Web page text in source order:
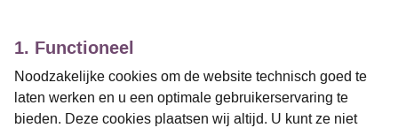
1. Functioneel
Noodzakelijke cookies om de website technisch goed te
laten werken en u een optimale gebruikerservaring te
bieden. Deze cookies plaatsen wij altijd. U kunt ze niet